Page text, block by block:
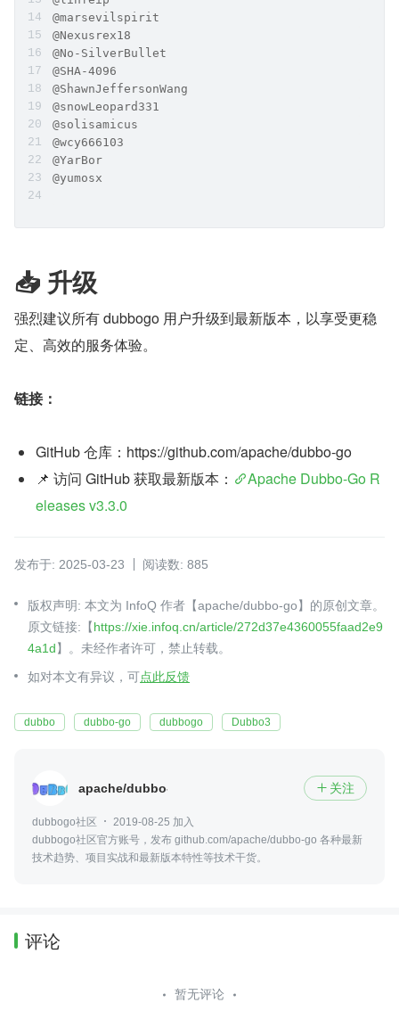
@marsevilspirit
@Nexusrex18
@No-SilverBullet
@SHA-4096
@ShawnJeffersonWang
@snowLeopard331
@solisamicus
@wcy666103
@YarBor
@yumosx
📥 升级
强烈建议所有 dubbogo 用户升级到最新版本，以享受更稳
定、高效的服务体验。
链接：
GitHub 仓库：https://github.com/apache/dubbo-go
📌 访问 GitHub 获取最新版本：
Apache Dubbo-Go R
eleases v3.3.0
发布于: 2025-03-23 阅读数: 885
版权声明: 本文为 InfoQ 作者【apache/dubbo-go】的原创文章。
原文链接:【https://xie.infoq.cn/article/272d37e4360055faad2e9
4a1d】。未经作者许可，禁止转载。
如对本文有异议，可点此反馈
dubbo dubbo-go dubbogo Dubbo3
apache/dubbo-go  关注
dubbogo社区
2019-08-25 加入
dubbogo社区官方账号，发布 github.com/apache/dubbo-go 各种最新
技术趋势、项目实战和最新版本特性等技术干货。
评论
暂无评论